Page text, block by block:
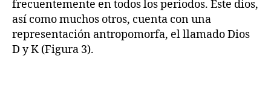
frecuentemente en todos los periodos. Este dios,
así como muchos otros, cuenta con una
representación antropomorfa, el llamado Dios
D y K (Figura 3).